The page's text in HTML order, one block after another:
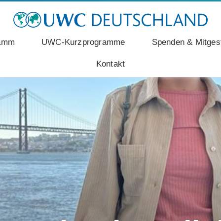
UWC-Kurzprogramme Spenden &
Kontakt